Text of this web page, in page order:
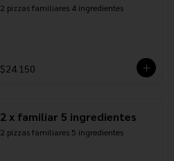
2 pizzas familiares 4 ingredientes
$24.150
2 x familiar 5 ingredientes
2 pizzas familiares 5 ingredientes